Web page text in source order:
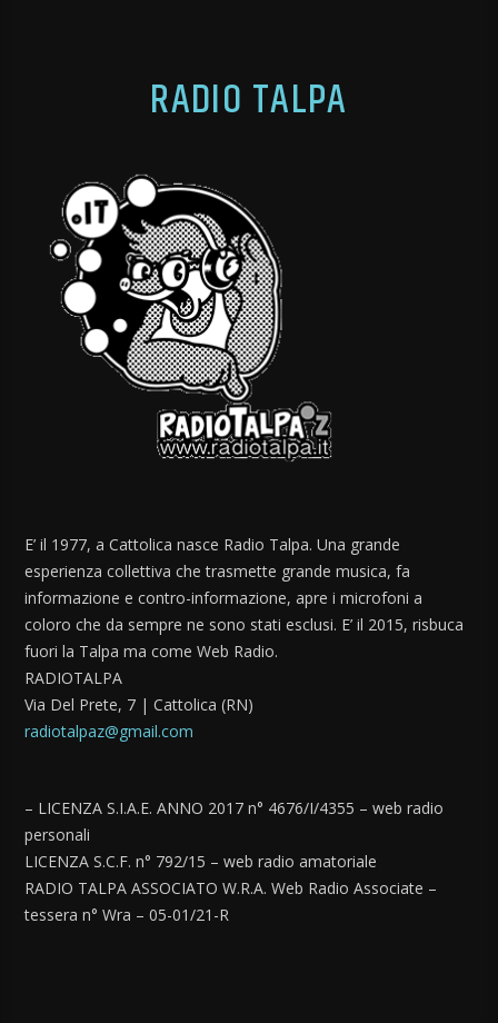
RADIO TALPA
E’ il 1977, a Cattolica nasce Radio Talpa. Una grande
esperienza collettiva che trasmette grande musica, fa
informazione e contro-informazione, apre i microfoni a
coloro che da sempre ne sono stati esclusi. E’ il 2015, risbuca
fuori la Talpa ma come Web Radio.
RADIOTALPA
Via Del Prete, 7 | Cattolica (RN)
radiotalpaz@gmail.com
– LICENZA S.I.A.E. ANNO 2017 n° 4676/I/4355 – web radio
personali
LICENZA S.C.F. n° 792/15 – web radio amatoriale
RADIO TALPA ASSOCIATO W.R.A. Web Radio Associate –
tessera n° Wra – 05-01/21-R